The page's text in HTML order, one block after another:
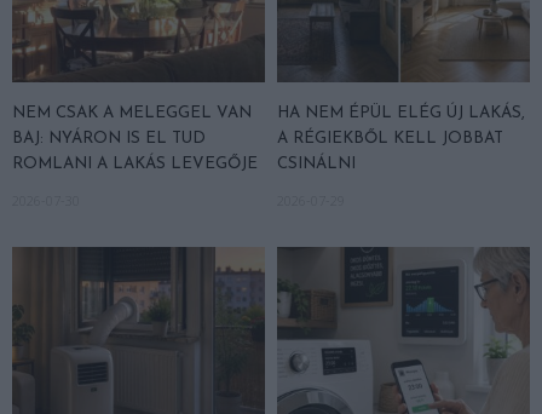
NEM CSAK A MELEGGEL VAN
BAJ: NYÁRON IS EL TUD
ROMLANI A LAKÁS LEVEGŐJE
HA NEM ÉPÜL ELÉG ÚJ LAKÁS,
A RÉGIEKBŐL KELL JOBBAT
CSINÁLNI